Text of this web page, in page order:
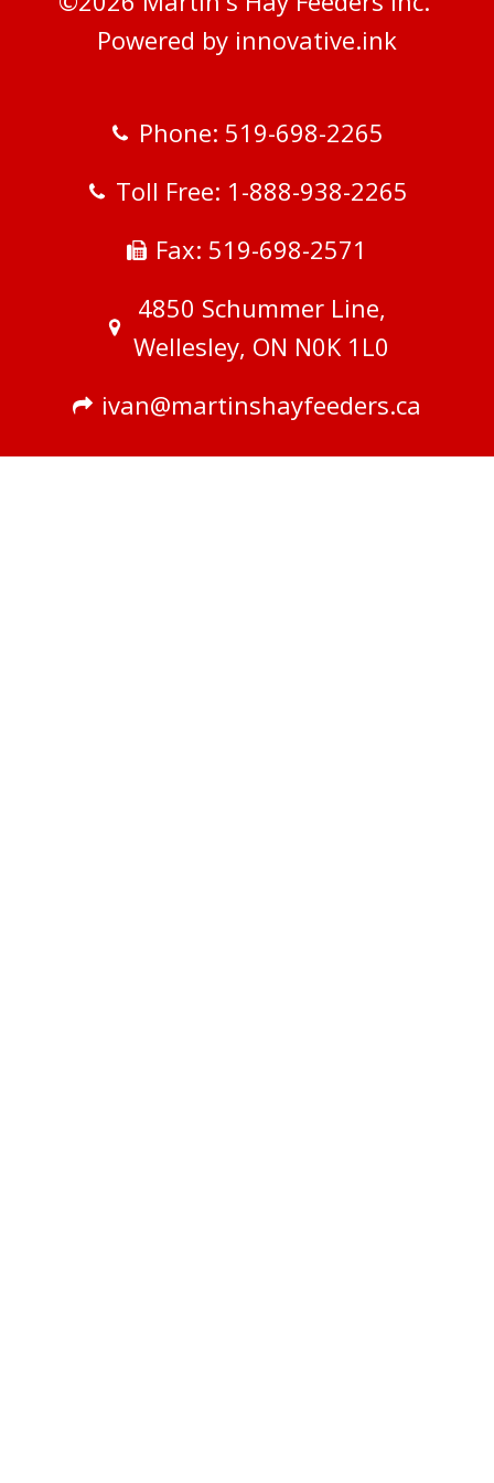
Powered by innovative.ink
Phone: 519-698-2265
Toll Free: 1-888-938-2265
Fax: 519-698-2571
4850 Schummer Line,
Wellesley, ON N0K 1L0
ivan@martinshayfeeders.ca